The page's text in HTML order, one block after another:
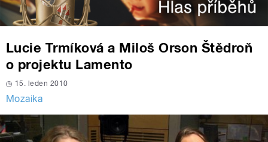
Lucie Trmíková a Miloš Orson Štědroň
o projektu Lamento
15. leden 2010
Mozaika